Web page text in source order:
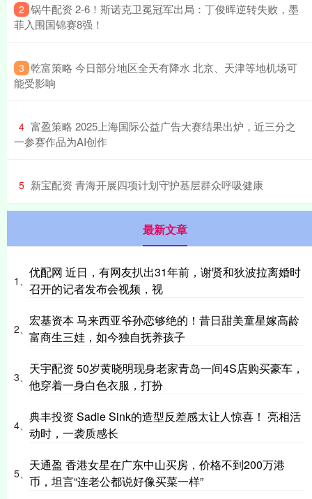
2 ​锅牛配资 2-6！斯诺克卫冕冠军出局：丁俊晖逆转失败，墨
菲入围国锦赛8强！
3 ​乾富策略 今日部分地区全天有降水 北京、天津等地机场可
能受影响
4 ​富盈策略 2025上海国际公益广告大赛结果出炉，近三分之
一参赛作品为AI创作
5 ​新宝配资 青海开展四项计划守护基层群众呼吸健康
最新文章
1、
优配网 近日，有网友扒出31年前，谢贤和狄波拉离婚时
召开的记者发布会视频，视
2、
宏基资本 马来西亚爷孙恋够绝的！昔日甜美童星嫁高龄
富商生三娃，如今独自抚养孩子
3、
天宇配资 50岁黄晓明现身老家青岛一间4S店购买豪车，
他穿着一身白色衣服，打扮
4、
典丰投资 Sadie Sink的造型反差感太让人惊喜！ 亮相活
动时，一袭质感长
5、
天通盈 香港女星在广东中山买房，价格不到200万港
币，坦言“连老公都说好像买菜一样”